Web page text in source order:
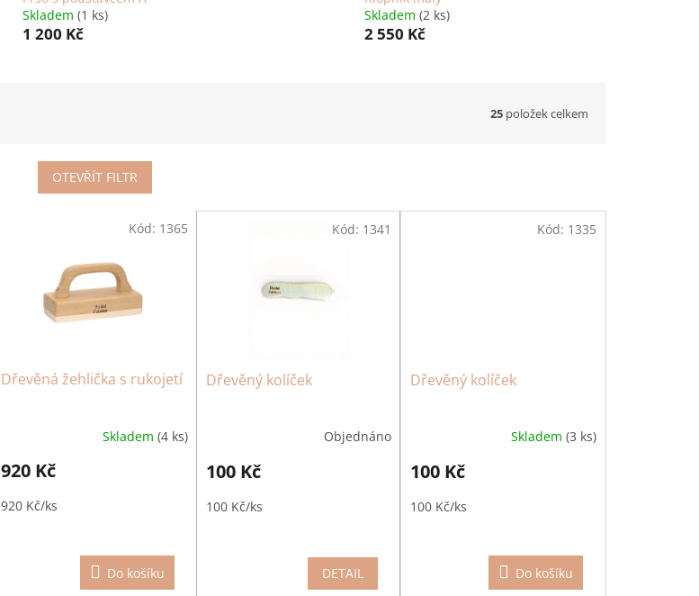
Skladem(1 ks)
1 200 Kč
Skladem (2 ks)
2 550 Kč
25 položek celkem
OTEVŘÍT FILTR
Dřevěná žehlička s rukojetí
Skladem (4 ks)
920 Kč
Do košíku
920 Kč/ks
Kód: 1365
Dřevěný kolíček
Objednáno
100 Kč
DETAIL
100 Kč/ks
Kód: 1341
Dřevěný kolíček
Skladem (3 ks)
100 Kč
Do košíku
100 Kč/ks
Kód: 1335